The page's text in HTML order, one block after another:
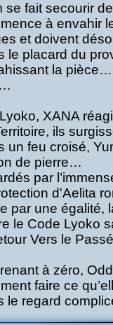
se fait secourir
à envahir
et doivent
le placard du
la pièce…
XANA
ils
un feu croisé,
de pierre…
par
d'Aelita
par une égalité,
le Code Lyoko
Vers le
à zéro,
faire ce
le regard